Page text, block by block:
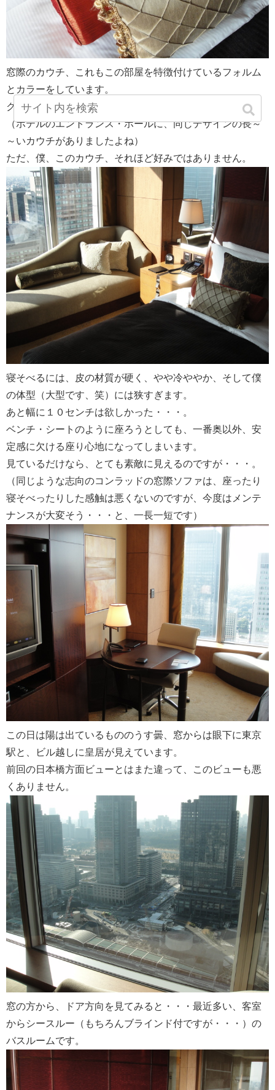
窓際のカウチ、これもこの部屋を特徴付けているフォルム
とカラーをしています。
クッションもデザイン的に効いています。
（ホテルのエントランス・ホールに、同じデザインの長～
～いカウチがありましたよね）
ただ、僕、このカウチ、それほど好みではありません。
寝そべるには、皮の材質が硬く、やや冷ややか、そして僕
の体型（大型です、笑）には狭すぎます。
あと幅に１０センチは欲しかった・・・。
ベンチ・シートのように座ろうとしても、一番奥以外、安
定感に欠ける座り心地になってしまいます。
見ているだけなら、とても素敵に見えるのですが・・・。
（同じような志向のコンラッドの窓際ソファは、座ったり
寝そべったりした感触は悪くないのですが、今度はメンテ
ナンスが大変そう・・・と、一長一短です）
この日は陽は出ているもののうす曇、窓からは眼下に東京
駅と、ビル越しに皇居が見えています。
前回の日本橋方面ビューとはまた違って、このビューも悪
くありません。
窓の方から、ドア方向を見てみると・・・最近多い、客室
からシースルー（もちろんブラインド付ですが・・・）の
バスルームです。